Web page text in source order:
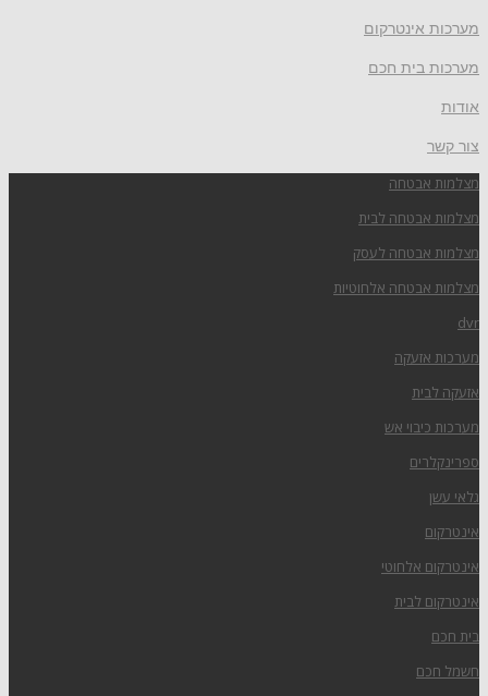
מערכות אינטרקום
מערכות בית חכם
אודות
צור קשר
מצלמות אבטחה
מצלמות אבטחה לבית
מצלמות אבטחה לעסק
מצלמות אבטחה אלחוטיות
dvr
מערכות אזעקה
אזעקה לבית
מערכות כיבוי אש
ספרינקלרים
גלאי עשן
אינטרקום
אינטרקום אלחוטי
אינטרקום לבית
בית חכם
חשמל חכם